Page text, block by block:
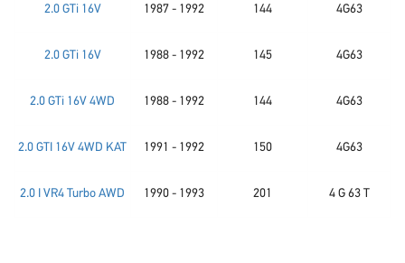
2.0 GTi 16V 1987 - 1992 144 4G63
2.0 GTi 16V 1988 - 1992 145 4G63
2.0 GTi 16V 4WD 1988 - 1992 144 4G63
2.0 GTI 16V 4WD KAT 1991 - 1992 150 4G63
2.0 I VR4 Turbo AWD 1990 - 1993 201 4 G 63 T